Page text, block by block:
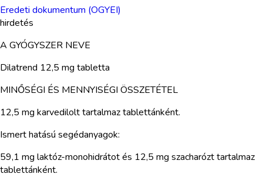
Eredeti dokumentum (OGYEI)
hirdetés
A GYÓGYSZER NEVE
Dilatrend 12,5 mg tabletta
MINŐSÉGI ÉS MENNYISÉGI ÖSSZETÉTEL
12,5 mg karvedilolt tartalmaz tablettánként.
Ismert hatású segédanyagok:
59,1 mg laktóz-monohidrátot és 12,5 mg szacharózt tartalmaz
tablettánként.